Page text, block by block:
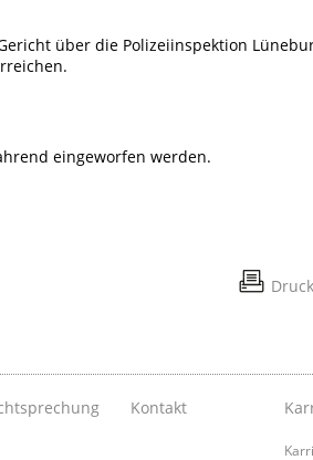
über die Polizeiinspektion
eingeworfen werden.
Kontakt